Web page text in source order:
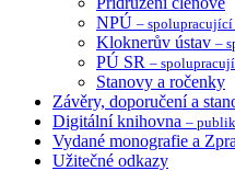
NPÚ – spolupracující
Kloknerův ústav –
PÚ SR –
Stanovy a ročenky
Závěry, doporučení a
Digitální knihovna –
Vydané monografie a
Užitečné odkazy